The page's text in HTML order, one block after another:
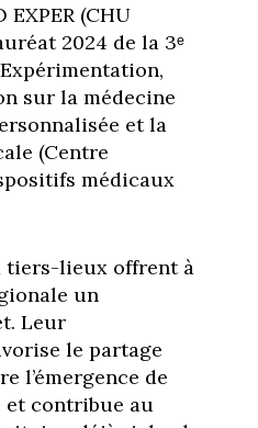
EXPER (CHU
2024 de la 3ᵉ
sur la médecine
et la
(Centre
médicaux
tiers-lieux offrent à
un
Leur
le partage
l’émergence de
contribue au